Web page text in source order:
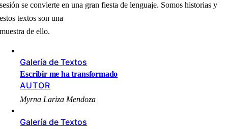
sesión se convierte en una gran fiesta de lenguaje. Somos historias y
estos textos son una
muestra de ello.
Galería de Textos
Escribir me ha transformado
AUTOR
Myrna Lariza Mendoza
Galería de Textos